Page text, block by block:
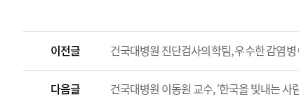
이전글 건국대병원 진단검사의학팀, 우수한 감염
다음글 건국대병원 이동원 교수, ‘한국을 빛내는 사